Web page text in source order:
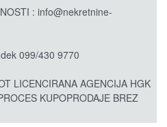
: info@nekretnine-
099/430 9770
LICENCIRANA AGENCIJA HGK
KUPOPRODAJE BREZ